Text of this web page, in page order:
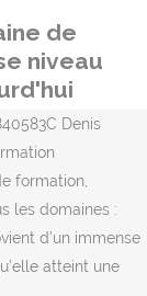
de
niveau
Denis
formation,
les domaines :
d’un immense
atteint une